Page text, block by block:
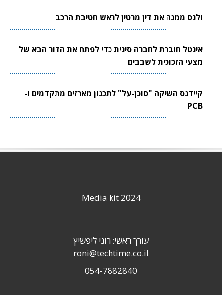
ולנס ממנה את דין מרטין לראש חטיבת הרכב
אינטל חוברת לחברה סינית כדי לפתח את הדור הבא של
מצעי הזכוכית לשבבים
קיידנס השיקה "סוכן-על" לתכנון מארזים מתקדמים ו-
PCB
Media kit 2024
עורך ראשי: רוני ליפשיץ
roni@techtime.co.il
054-7882840